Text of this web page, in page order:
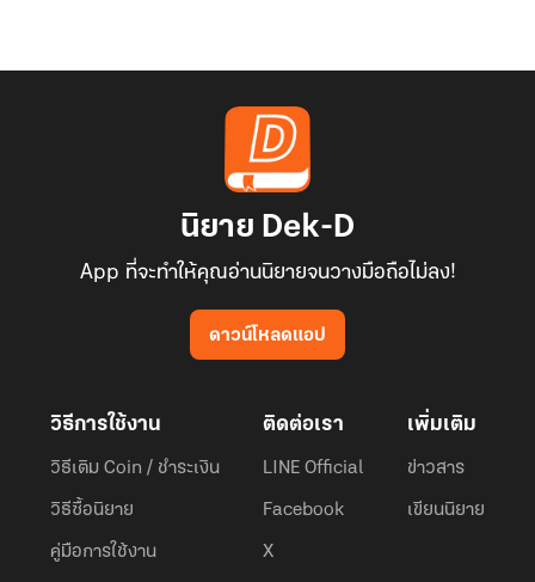
นิยาย Dek-D
App ที่จะทำให้คุณอ่านนิยายจนวางมือถือไม่ลง!
ดาวน์โหลดแอป
วิธีการใช้งาน
วิธีเติม Coin / ชำระเงิน
วิธีซื้อนิยาย
คู่มือการใช้งาน
ติดต่อเรา
LINE Official
Facebook
X
เพิ่มเติม
ข่าวสาร
เขียนนิยาย